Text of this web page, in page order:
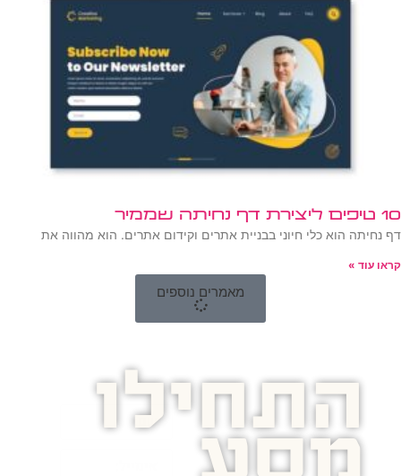
10 טיפים ליצירת דף נחיתה שממיר
דף נחיתה הוא כלי חיוני בבניית אתרים וקידום אתרים. הוא מהווה את
קראו עוד »
מאמרים נוספים
התחילו